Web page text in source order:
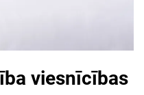
viesnīcības